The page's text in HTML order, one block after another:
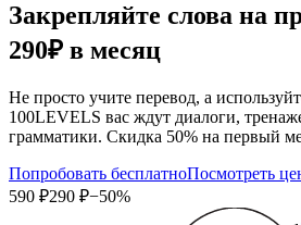
Закрепляйте слова на
290₽ в месяц
Не просто учите перевод, а
100LEVELS вас ждут диалоги,
грамматики. Скидка 50% на первый
Попробовать бесплатноПосмотреть
590 ₽290 ₽−50%